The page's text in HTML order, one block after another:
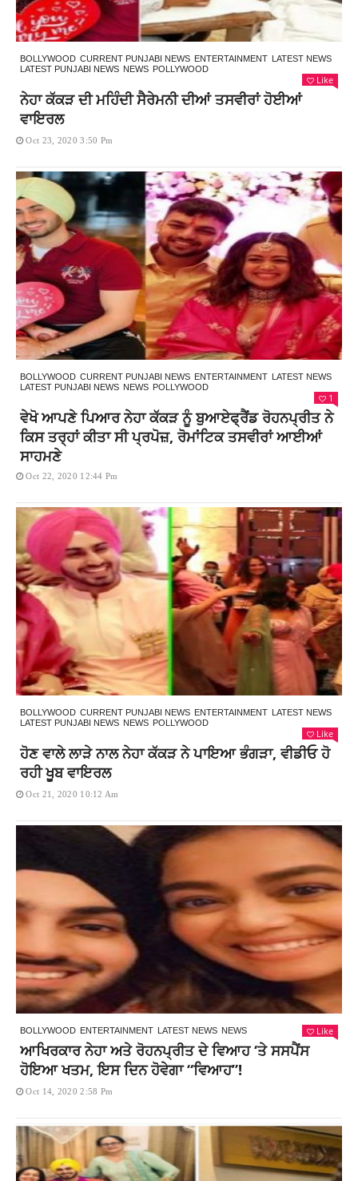
BOLLYWOOD CURRENT PUNJABI NEWS ENTERTAINMENT LATEST NEWS
LATEST PUNJABI NEWS NEWS POLLYWOOD
Like
ਨੇਹਾ ਕੱਕੜ ਦੀ ਮਹਿੰਦੀ ਸੈਰੇਮਨੀ ਦੀਆਂ ਤਸਵੀਰਾਂ ਹੋਈਆਂ
ਵਾਇਰਲ
Oct 23, 2020 3:50 Pm
BOLLYWOOD CURRENT PUNJABI NEWS ENTERTAINMENT LATEST NEWS
LATEST PUNJABI NEWS NEWS POLLYWOOD
1
ਵੇਖੋ ਆਪਣੇ ਪਿਆਰ ਨੇਹਾ ਕੱਕੜ ਨੂੰ ਬੁਆਏਫ੍ਰੈਂਡ ਰੋਹਨਪ੍ਰੀਤ ਨੇ
ਕਿਸ ਤਰ੍ਹਾਂ ਕੀਤਾ ਸੀ ਪ੍ਰਪੋਜ਼, ਰੋਮਾਂਟਿਕ ਤਸਵੀਰਾਂ ਆਈਆਂ
ਸਾਹਮਣੇ
Oct 22, 2020 12:44 Pm
BOLLYWOOD CURRENT PUNJABI NEWS ENTERTAINMENT LATEST NEWS
LATEST PUNJABI NEWS NEWS POLLYWOOD
Like
ਹੋਣ ਵਾਲੇ ਲਾੜੇ ਨਾਲ ਨੇਹਾ ਕੱਕੜ ਨੇ ਪਾਇਆ ਭੰਗੜਾ, ਵੀਡੀਓ ਹੋ
ਰਹੀ ਖੂਬ ਵਾਇਰਲ
Oct 21, 2020 10:12 Am
BOLLYWOOD ENTERTAINMENT LATEST NEWS NEWS Like
ਆਖਿਰਕਾਰ ਨੇਹਾ ਅਤੇ ਰੋਹਨਪ੍ਰੀਤ ਦੇ ਵਿਆਹ ‘ਤੇ ਸਸਪੈਂਸ
ਹੋਇਆ ਖਤਮ, ਇਸ ਦਿਨ ਹੋਵੇਗਾ “ਵਿਆਹ”!
Oct 14, 2020 2:58 Pm